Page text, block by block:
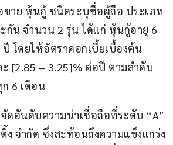
อขาย หุ้นกู้ ชนิดระบุชื่อผู้ถือ ประเภท
กัน จำนวน 2 รุ่น ได้แก่ หุ้นกู้อายุ 6
โดยให้อัตราดอกเบี้ยเบื้องต้น
[2.85 – 3.25]% ต่อปี ตามลำดับ
6 เดือน
ดอันดับความน่าเชื่อถือที่ระดับ “A”
ง จำกัด ซึ่งสะท้อนถึงความแข็งแกร่ง